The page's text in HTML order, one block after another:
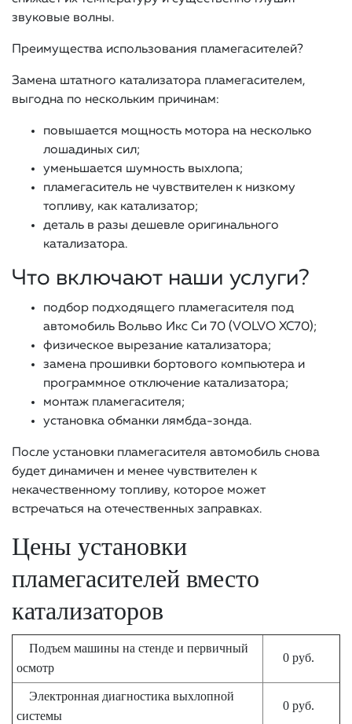
звуковые волны.
Преимущества использования пламегасителей?
Замена штатного катализатора пламегасителем,
выгодна по нескольким причинам:
повышается мощность мотора на несколько
лошадиных сил;
уменьшается шумность выхлопа;
пламегаситель не чувствителен к низкому
топливу, как катализатор;
деталь в разы дешевле оригинального
катализатора.
Что включают наши услуги?
подбор подходящего пламегасителя под
автомобиль Вольво Икс Си 70 (VOLVO XC70);
физическое вырезание катализатора;
замена прошивки бортового компьютера и
программное отключение катализатора;
монтаж пламегасителя;
установка обманки лямбда-зонда.
После установки пламегасителя автомобиль снова
будет динамичен и менее чувствителен к
некачественному топливу, которое может
встречаться на отечественных заправках.
Цены установки
пламегасителей вместо
катализаторов
Подъем машины на стенде и первичный
осмотр
0 руб.
Электронная диагностика выхлопной
системы
0 руб.